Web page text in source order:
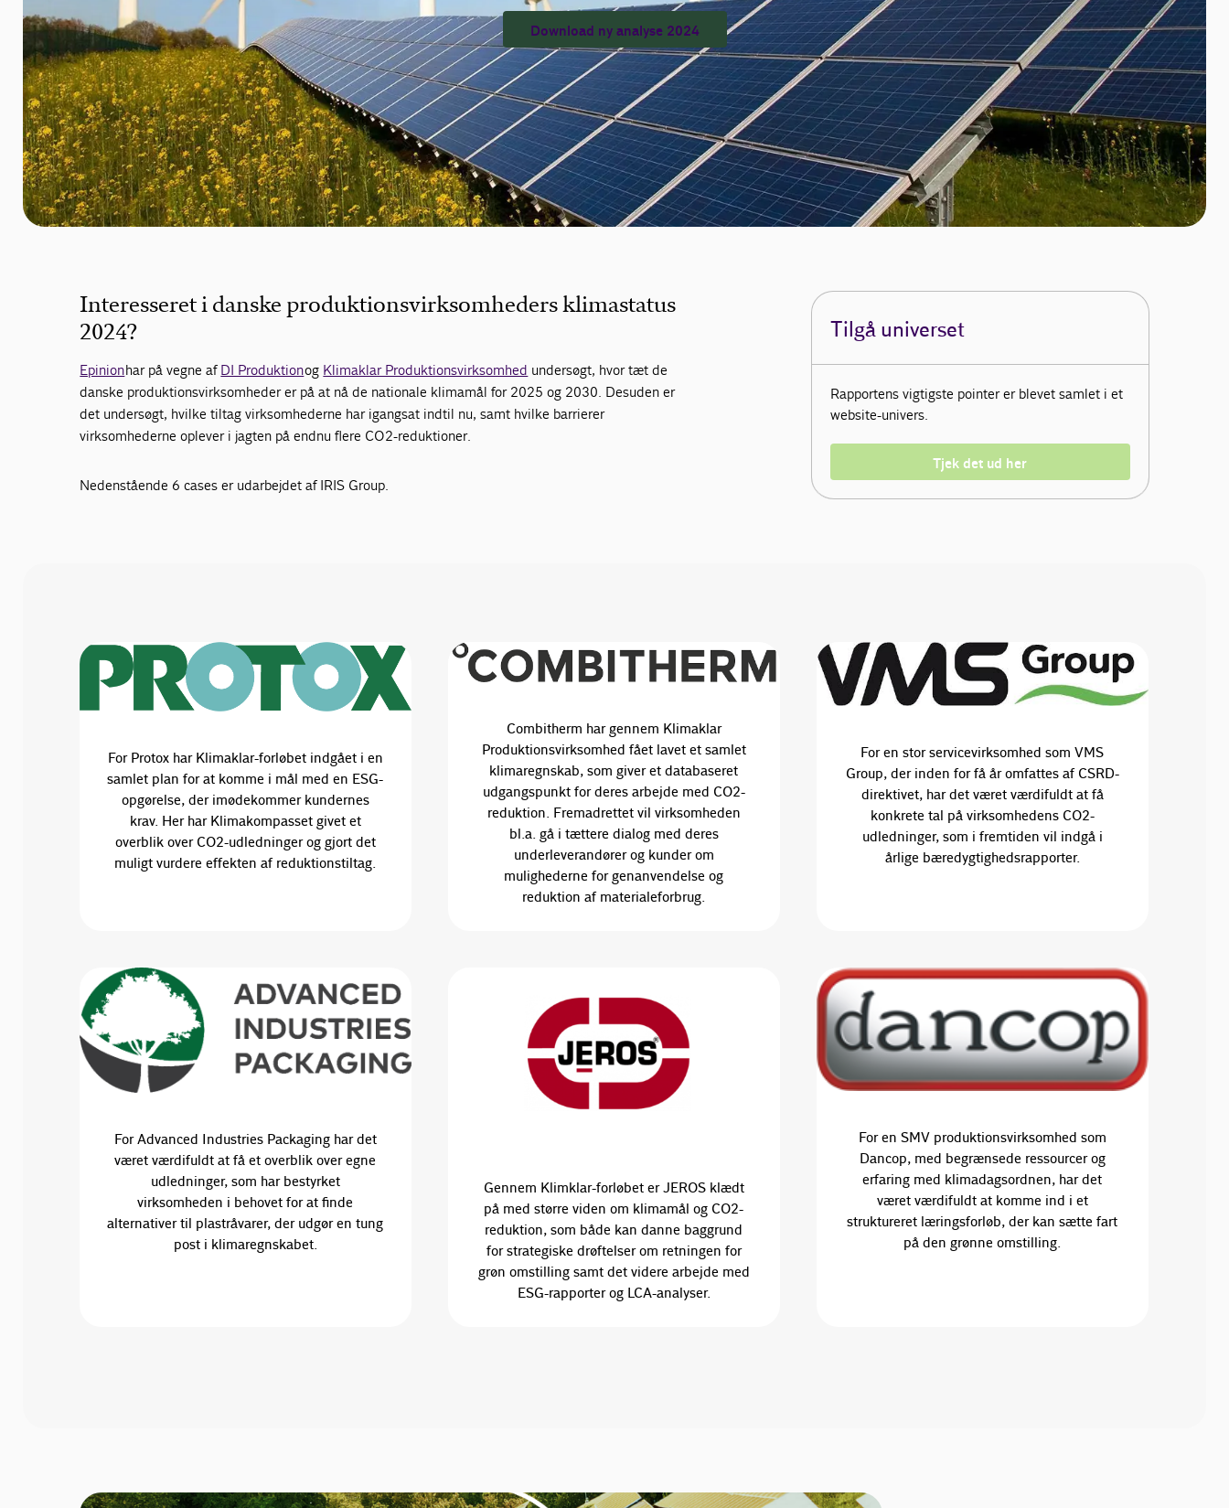
Download ny analyse 2024
Interesseret i danske produktionsvirksomheders klimastatus
2024?
Epinionhar på vegne af DI Produktionog Klimaklar Produktionsvirksomhed undersøgt, hvor tæt de
danske produktionsvirksomheder er på at nå de nationale klimamål for 2025 og 2030. Desuden er
det undersøgt, hvilke tiltag virksomhederne har igangsat indtil nu, samt hvilke barrierer
virksomhederne oplever i jagten på endnu flere CO2-reduktioner.
Nedenstående 6 cases er udarbejdet af IRIS Group.
Tilgå universet
Rapportens vigtigste pointer er blevet samlet i et
website-univers.
Tjek det ud her
For Protox har Klimaklar-forløbet indgået i en
samlet plan for at komme i mål med en ESG-
opgørelse, der imødekommer kundernes
krav. Her har Klimakompasset givet et
overblik over CO2-udledninger og gjort det
muligt vurdere effekten af reduktionstiltag.
Combitherm har gennem Klimaklar
Produktionsvirksomhed fået lavet et samlet
klimaregnskab, som giver et databaseret
udgangspunkt for deres arbejde med CO2-
reduktion. Fremadrettet vil virksomheden
bl.a. gå i tættere dialog med deres
underleverandører og kunder om
mulighederne for genanvendelse og
reduktion af materialeforbrug.
For en stor servicevirksomhed som VMS
Group, der inden for få år omfattes af CSRD-
direktivet, har det været værdifuldt at få
konkrete tal på virksomhedens CO2-
udledninger, som i fremtiden vil indgå i
årlige bæredygtighedsrapporter.
For Advanced Industries Packaging har det
været værdifuldt at få et overblik over egne
udledninger, som har bestyrket
virksomheden i behovet for at finde
alternativer til plastråvarer, der udgør en tung
post i klimaregnskabet.
Gennem Klimklar-forløbet er JEROS klædt
på med større viden om klimamål og CO2-
reduktion, som både kan danne baggrund
for strategiske drøftelser om retningen for
grøn omstilling samt det videre arbejde med
ESG-rapporter og LCA-analyser.
For en SMV produktionsvirksomhed som
Dancop, med begrænsede ressourcer og
erfaring med klimadagsordnen, har det
været værdifuldt at komme ind i et
struktureret læringsforløb, der kan sætte fart
på den grønne omstilling.